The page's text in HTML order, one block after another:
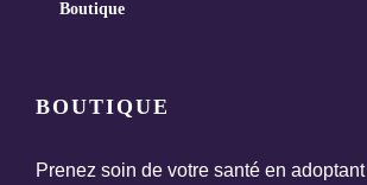
Boutique
BOUTIQUE
Prenez soin de votre santé en